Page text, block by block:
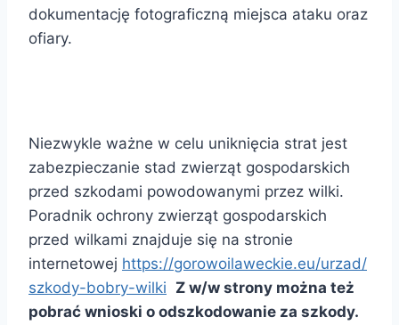
dokumentację fotograficzną miejsca ataku oraz
ofiary.
Niezwykle ważne w celu uniknięcia strat jest
zabezpieczanie stad zwierząt gospodarskich
przed szkodami powodowanymi przez wilki.
Poradnik ochrony zwierząt gospodarskich
przed wilkami znajduje się na stronie
internetowej https://gorowoilaweckie.eu/urzad/
szkody-bobry-wilki Z w/w strony można też
pobrać wnioski o odszkodowanie za szkody.